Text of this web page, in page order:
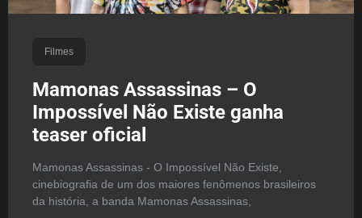
Filmes
Mamonas Assassinas – O
Impossível Não Existe ganha
teaser oficial
Mamonas Assassinas - O Impossível Não Existe,
cinebiografia de um dos maiores fenômenos brasileiros
da história, a banda Mamonas Assassinas,